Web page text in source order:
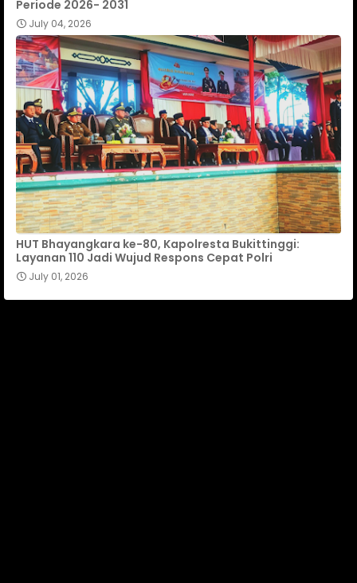
Periode 2026- 2031
July 04, 2026
HUT Bhayangkara ke-80, Kapolresta Bukittinggi:
Layanan 110 Jadi Wujud Respons Cepat Polri
July 01, 2026